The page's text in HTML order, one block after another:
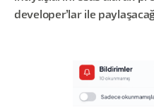
developer’lar ile